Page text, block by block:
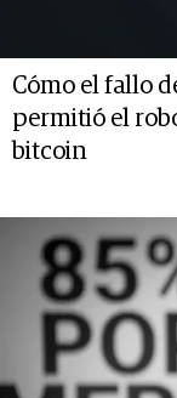
Cómo el fallo
permitió el
bitcoin